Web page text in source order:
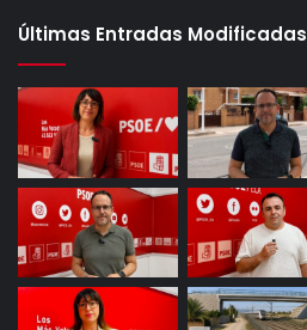
Últimas Entradas Modificadas